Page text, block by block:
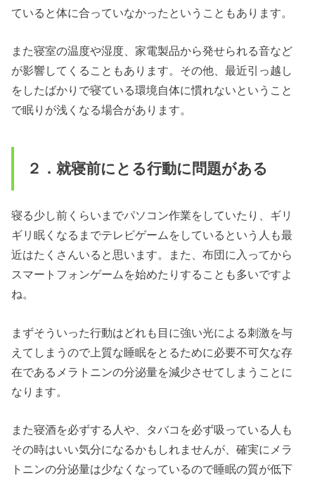
ていると体に合っていなかったということもあります。
また寝室の温度や湿度、家電製品から発せられる音など
が影響してくることもあります。その他、最近引っ越し
をしたばかりで寝ている環境自体に慣れないということ
で眠りが浅くなる場合があります。
２．就寝前にとる行動に問題がある
寝る少し前くらいまでパソコン作業をしていたり、ギリ
ギリ眠くなるまでテレビゲームをしているという人も最
近はたくさんいると思います。また、布団に入ってから
スマートフォンゲームを始めたりすることも多いですよ
ね。
まずそういった行動はどれも目に強い光による刺激を与
えてしまうので上質な睡眠をとるために必要不可欠な存
在であるメラトニンの分泌量を減少させてしまうことに
なります。
また寝酒を必ずする人や、タバコを必ず吸っている人も
その時はいい気分になるかもしれませんが、確実にメラ
トニンの分泌量は少なくなっているので睡眠の質が低下